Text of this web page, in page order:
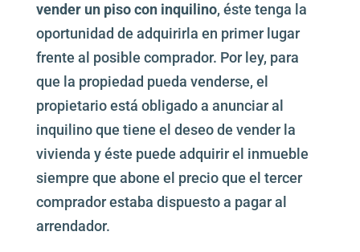
vender un piso con inquilino, éste tenga la
oportunidad de adquirirla en primer lugar
frente al posible comprador. Por ley, para
que la propiedad pueda venderse, el
propietario está obligado a anunciar al
inquilino que tiene el deseo de vender la
vivienda y éste puede adquirir el inmueble
siempre que abone el precio que el tercer
comprador estaba dispuesto a pagar al
arrendador.